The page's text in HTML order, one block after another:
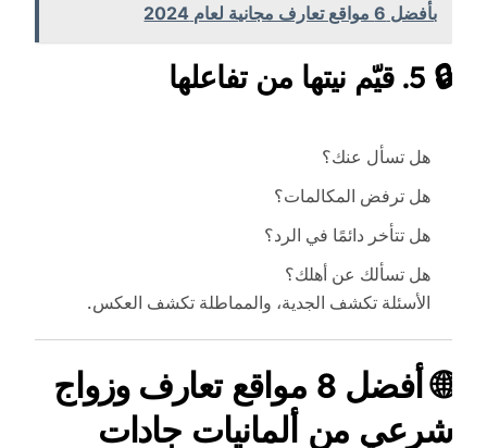
بأفضل 6 مواقع تعارف مجانية لعام 2024
🔒 5. قيّم نيتها من تفاعلها
هل تسأل عنك؟
هل ترفض المكالمات؟
هل تتأخر دائمًا في الرد؟
هل تسألك عن أهلك؟
الأسئلة تكشف الجدية، والمماطلة تكشف العكس.
🌐 أفضل 8 مواقع تعارف وزواج
شرعي من ألمانيات جادات